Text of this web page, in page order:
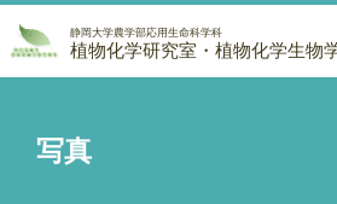
静岡大学農学部応用生命科学科
植物化学研究室・植物化学生物
写真